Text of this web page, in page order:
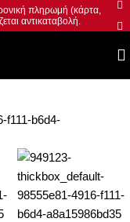
πληρωμή (κάρτα,
αντικαταβολή.